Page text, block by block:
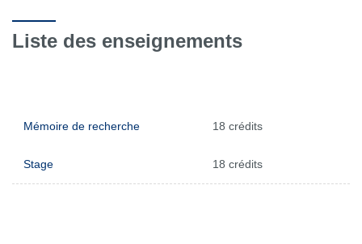
Liste des enseignements
Mémoire de recherche 18 crédits
Stage 18 crédits